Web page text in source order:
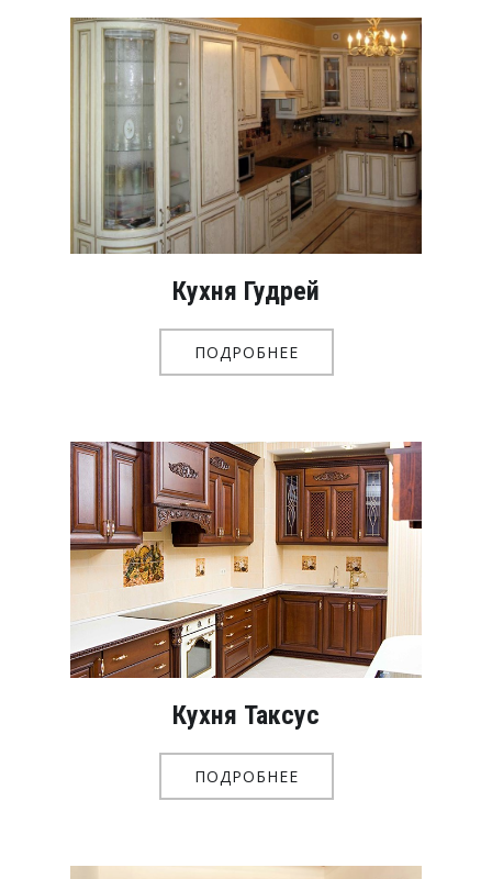
Кухня Гудрей
ПОДРОБНЕЕ
Кухня Таксус
ПОДРОБНЕЕ